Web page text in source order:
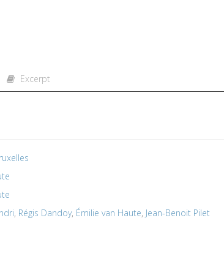
Excerpt
, Régis Dandoy, Émilie van Haute, Jean-Benoit Pilet